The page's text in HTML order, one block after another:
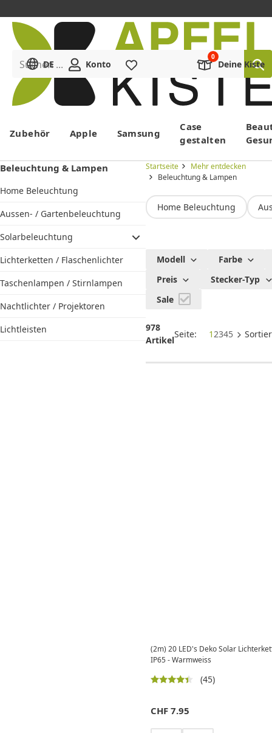
Menü
Suchen ...
DE Konto Deine Kiste
Zubehör Apple Samsung
Case
gestalten
Beleuchtung & Lampen
Home Beleuchtung
Aussen- / Gartenbeleuchtung
Solarbeleuchtung
Lichterketten / Flaschenlichter
Taschenlampen / Stirnlampen
Nachtlichter / Projektoren
Lichtleisten
Startseite
Mehr entdecken
Beleuchtung & Lampen
Home Beleuchtung
Beleuchtung
& Lampen
Modell
Farbe
Preis
Stecker-Typ
Sale
978
Artikel
Seite: 12345
(2m) 20 LED's Deko Solar
IP65 - Warmweiss
(45)
CHF 7.95